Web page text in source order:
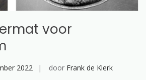
voor
2022 door Frank de Klerk